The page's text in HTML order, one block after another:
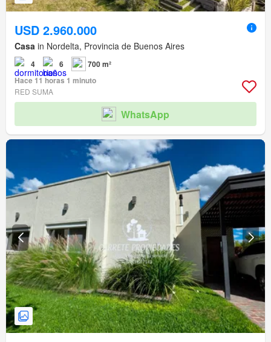
USD 2.960.000
Casa in Nordelta, Provincia de Buenos Aires
4 6
700 m²
Hace 11 horas 1 minuto
RED SUMA
WhatsApp